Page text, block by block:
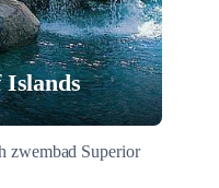
Islands
zwembad Superior